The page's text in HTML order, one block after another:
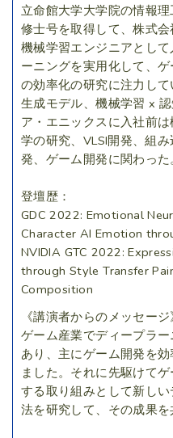
立命館大学大学院の情報
修士号を取得して、株式
機械学習エンジニアとし
ーニングを実用化して、
の効率化の研究に注力して
生成モデル、機械学習 x
ア・エニックスに入社前
学の研究、VLSI開発、組
発、ゲーム開発に関わった
登壇歴：
GDC 2022: Emotional
Character AI Emotion
NVIDIA GTC 2022:
through Style Transfer
Composition
《講演者からのメッセージ
ゲーム産業でディープラ
あり、主にゲーム開発を
ました。それに先駆けて
する取り組みとして新し
法を研究して、その成果を